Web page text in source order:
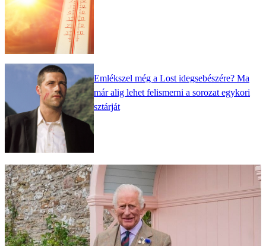
Emlékszel még a Lost idegsebészére? Ma
már alig lehet felismerni a sorozat egykori
sztárját